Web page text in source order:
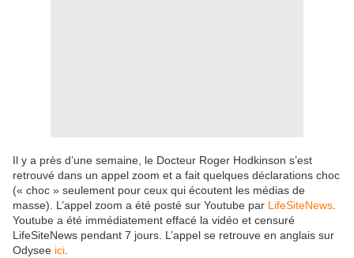
Il y a près d’une semaine, le Docteur Roger Hodkinson s’est
retrouvé dans un appel zoom et a fait quelques déclarations choc
(« choc » seulement pour ceux qui écoutent les médias de
masse). L’appel zoom a été posté sur Youtube par LifeSiteNews
Youtube a été immédiatement effacé la vidéo et censuré
LifeSiteNews pendant 7 jours. L’appel se retrouve en anglais sur
Odysee ici